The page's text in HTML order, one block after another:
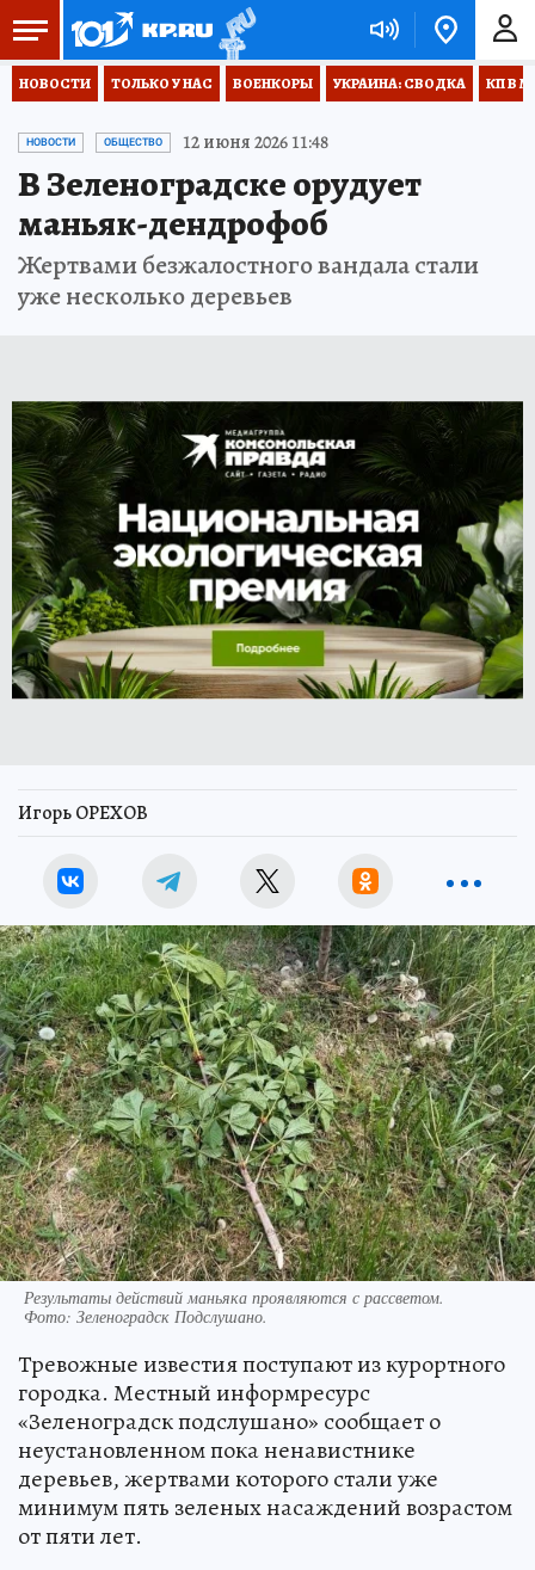
НОВОСТИ ТОЛЬКО У НАС ВОЕНКОРЫ УКРАИНА: СВОДКА КП В
НОВОСТИ ОБЩЕСТВО 12 июня 2026 11:48
В Зеленоградске орудует
маньяк-дендрофоб
Жертвами безжалостного вандала стали
уже несколько деревьев
Игорь ОРЕХОВ
Результаты действий маньяка проявляются с рассветом.
Фото: Зеленоградск Подслушано.
Тревожные известия поступают из курортного
городка. Местный информресурс
«Зеленоградск подслушано» сообщает о
неустановленном пока ненавистнике
деревьев, жертвами которого стали уже
минимум пять зеленых насаждений возрастом
от пяти лет.